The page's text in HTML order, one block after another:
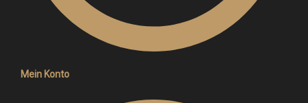
Mein Konto